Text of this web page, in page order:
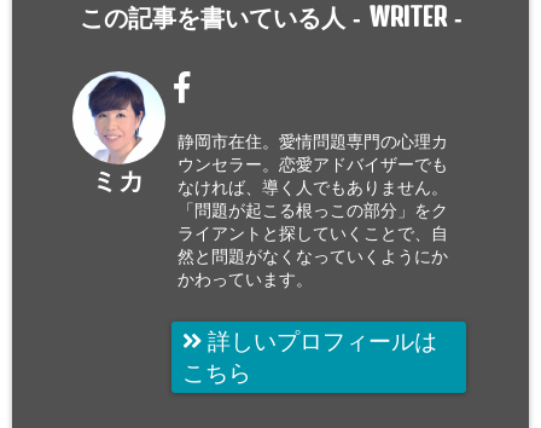
この記事を書いている人 - WRITER-
ミカ
静岡市在住。愛情問題専門の心理カ
ウンセラー。恋愛アドバイザーでも
なければ、導く人でもありません。
「問題が起こる根っこの部分」をク
ライアントと探していくことで、自
然と問題がなくなっていくようにか
かわっています。
詳しいプロフィールは
こちら